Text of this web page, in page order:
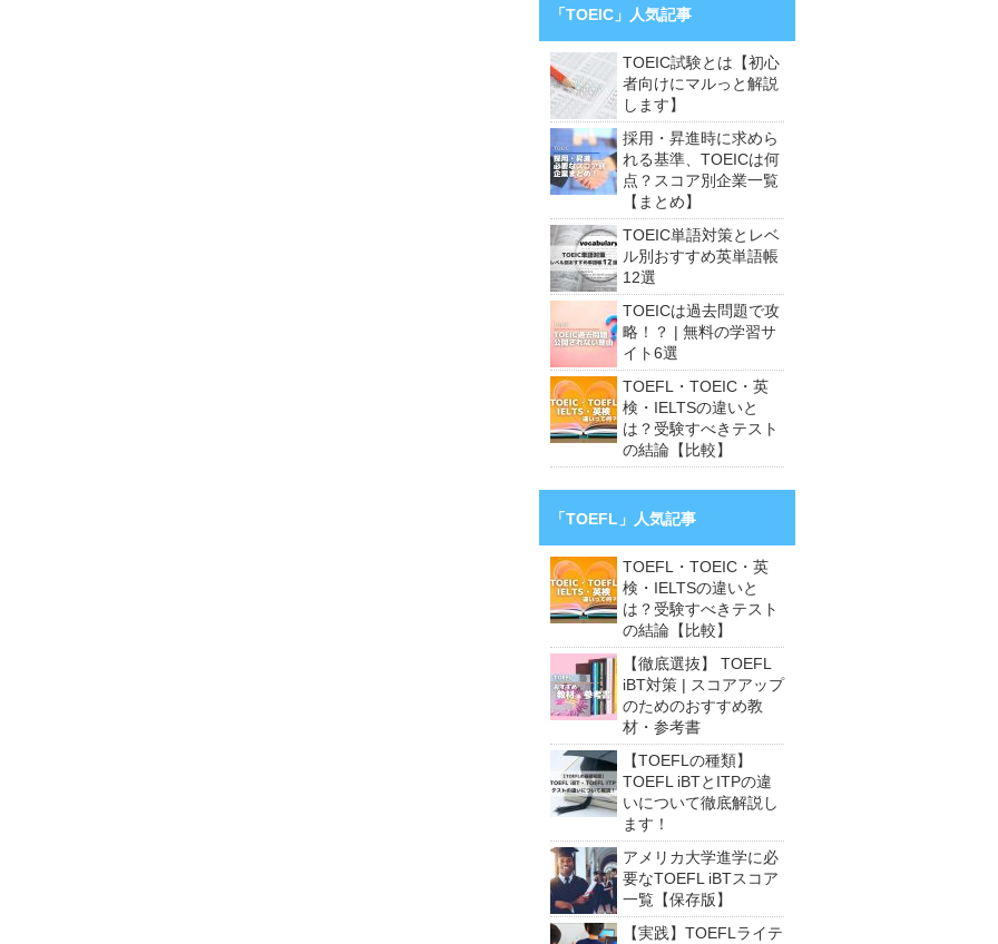
「TOEIC」人気記事
TOEIC試験とは【初心
者向けにマルっと解説
します】
採用・昇進時に求めら
れる基準、TOEICは何
点？スコア別企業一覧
【まとめ】
TOEIC単語対策とレベ
ル別おすすめ英単語帳
12選
TOEICは過去問題で攻
略！？ | 無料の学習サ
イト6選
TOEFL・TOEIC・英
検・IELTSの違いと
は？受験すべきテスト
の結論【比較】
「TOEFL」人気記事
TOEFL・TOEIC・英
検・IELTSの違いと
は？受験すべきテスト
の結論【比較】
【徹底選抜】 TOEFL
iBT対策 | スコアアップ
のためのおすすめ教
材・参考書
【TOEFLの種類】
TOEFL iBTとITPの違
いについて徹底解説し
ます！
アメリカ大学進学に必
要なTOEFL iBTスコア
一覧【保存版】
【実践】TOEFLライテ